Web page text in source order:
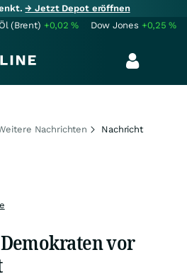
→ Jetzt Depot eröffnen
Öl (Brent) +0,02% Dow Jones +0,25%
Nachrichten Nachricht
vor